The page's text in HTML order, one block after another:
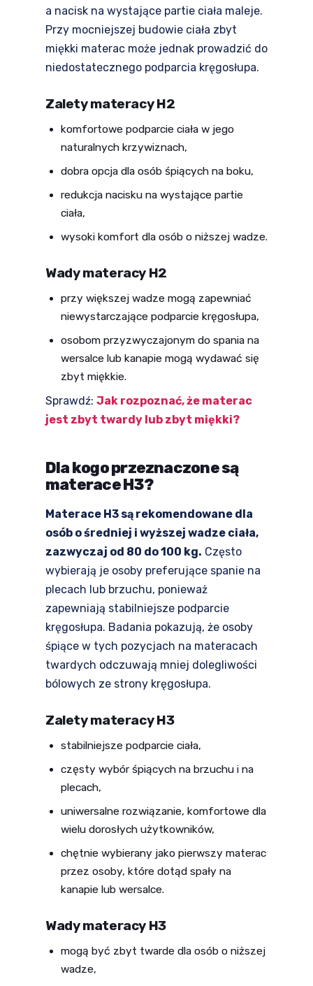
a nacisk na wystające partie ciała maleje.
Przy mocniejszej budowie ciała zbyt
miękki materac może jednak prowadzić do
niedostatecznego podparcia kręgosłupa.
Zalety materacy H2
komfortowe podparcie ciała w jego
naturalnych krzywiznach,
dobra opcja dla osób śpiących na boku,
redukcja nacisku na wystające partie
ciała,
wysoki komfort dla osób o niższej wadze.
Wady materacy H2
przy większej wadze mogą zapewniać
niewystarczające podparcie kręgosłupa,
osobom przyzwyczajonym do spania na
wersalce lub kanapie mogą wydawać się
zbyt miękkie.
Sprawdź: Jak rozpoznać, że materac
jest zbyt twardy lub zbyt miękki?
Dla kogo przeznaczone są
materace H3?
Materace H3 są rekomendowane dla
osób o średniej i wyższej wadze ciała,
zazwyczaj od 80 do 100 kg. Często
wybierają je osoby preferujące spanie na
plecach lub brzuchu, ponieważ
zapewniają stabilniejsze podparcie
kręgosłupa. Badania pokazują, że osoby
śpiące w tych pozycjach na materacach
twardych odczuwają mniej dolegliwości
bólowych ze strony kręgosłupa.
Zalety materacy H3
stabilniejsze podparcie ciała,
częsty wybór śpiących na brzuchu i na
plecach,
uniwersalne rozwiązanie, komfortowe dla
wielu dorosłych użytkowników,
chętnie wybierany jako pierwszy materac
przez osoby, które dotąd spały na
kanapie lub wersalce.
Wady materacy H3
mogą być zbyt twarde dla osób o niższej
wadze,